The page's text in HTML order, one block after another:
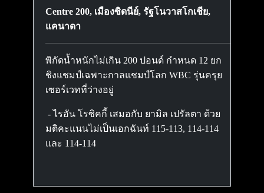
Centre 200, เมืองซิดนีย์, รัฐโนวาสโกเชีย,
แคนาดา
พิกัดน้ำหนักไม่เกิน 200 ปอนด์ กำหนด 12 ยก
ชิงแชมป์เฉพาะกาลแชมป์โลก WBC รุ่นครุย
เซอร์เวทที่ว่างอยู่
- ไรอัน โรซิคกี้ เสมอกับ ยามิล เปรัลตา ด้วย
มติคะแนนไม่เป็นเอกฉันท์ 115-113, 114-114
และ 114-114